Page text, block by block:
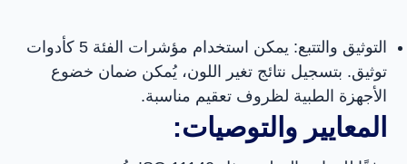
التوثيق والتتبع: يمكن استخدام مؤشرات الفئة 5 كأدوات
توثيق. بتسجيل نتائج تغير اللون، يُمكن ضمان خضوع
الأجهزة الطبية لظروف تعقيم مناسبة.
المعايير والتوصيات: